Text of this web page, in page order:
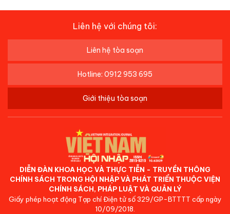
Liên hệ với chúng tôi:
Liên hệ tòa soạn
Hotline: 0912 953 695
Giới thiệu tòa soạn
DIỄN ĐÀN KHOA HỌC VÀ THỰC TIỄN - TRUYỀN THÔNG
CHÍNH SÁCH TRONG HỘI NHẬP VÀ PHÁT TRIỂN THUỘC VIỆN
CHÍNH SÁCH, PHÁP LUẬT VÀ QUẢN LÝ
Giấy phép hoạt động Tạp chí Điện tử số 329/GP-BTTTT cấp ngày
10/09/2018.